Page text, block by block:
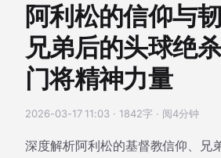
阿利松的信仰与
兄弟后的头球绝
门将精神力量
2026-03-17 11:03 · 1842字 · 阅4分钟
深度解析阿利松的基督教信仰、兄